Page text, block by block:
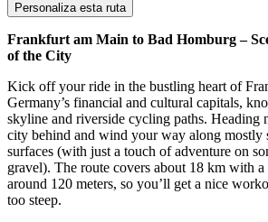
Personaliza esta ruta
Frankfurt am Main to Bad Homburg –
of the City
Kick off your ride in the bustling heart of
Germany’s financial and cultural capitals,
skyline and riverside cycling paths. Heading
city behind and wind your way along mostly
surfaces (with just a touch of adventure on
gravel). The route covers about 18 km with a
around 120 meters, so you’ll get a nice
too steep.